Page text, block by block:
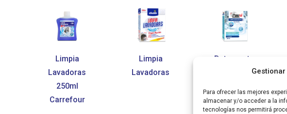
Para ofrecer las mejores
almacenar y/o acceder a la
tecnologías nos permitirá
Limpia
Lavadoras
250ml
Carrefour
Limpia
Lavadoras
Detergente
Roupa – Porsi